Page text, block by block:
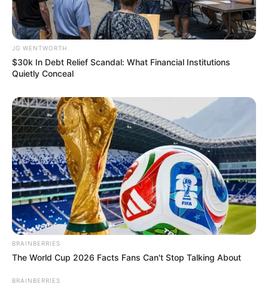
Why this ordinary drink is the secret to feeling your
best every day
CTA FAVORITE
If You Owe $20,000 Across 4 Credit Cards, Stop
Sending 4 Separate Checks
JG WENTWORTH
JG WENTWORTH
$30k In Debt Relief Scandal: What Financial Institutions
Quietly Conceal
BRAINBERRIES
The World Cup 2026 Facts Fans Can't Stop Talking About
BRAINBERRIES